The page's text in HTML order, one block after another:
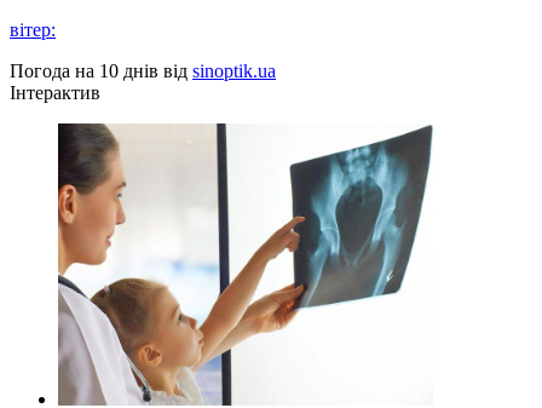
вітер:
Погода на 10 днів від sinoptik.ua
Інтерактив